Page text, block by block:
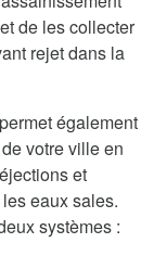
de les collecter
rejet dans la
également
votre ville en
et
eaux sales.
systèmes :